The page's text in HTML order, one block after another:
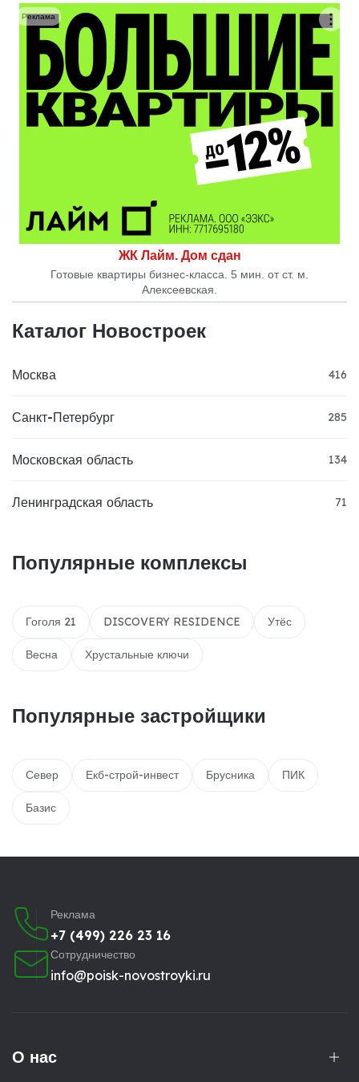
ЖК Лайм. Дом сдан
Готовые квартиры бизнес-класса. 5 мин. от ст. м.
Алексеевская.
Реклама
Каталог Новостроек
Москва 416
Санкт-Петербург 285
Московская область 134
Ленинградская область 71
Популярные комплексы
Гоголя 21 DISCOVERY RESIDENCE Утёс
Весна Хрустальные ключи
Популярные застройщики
Север Екб-строй-инвест Брусника ПИК
Базис
Реклама
+7 (499) 226 23 16
Сотрудничество
info@poisk-novostroyki.ru
О нас